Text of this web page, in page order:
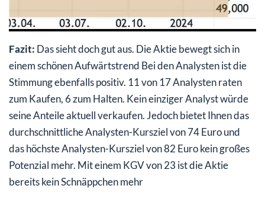
Fazit: Das sieht doch gut aus. Die Aktie bewegt sich in
einem schönen Aufwärtstrend Bei den Analysten ist die
Stimmung ebenfalls positiv. 11 von 17 Analysten raten
zum Kaufen, 6 zum Halten. Kein einziger Analyst würde
seine Anteile aktuell verkaufen. Jedoch bietet Ihnen das
durchschnittliche Analysten-Kursziel von 74 Euro und
das höchste Analysten-Kursziel von 82 Euro kein großes
Potenzial mehr. Mit einem KGV von 23 ist die Aktie
bereits kein Schnäppchen mehr